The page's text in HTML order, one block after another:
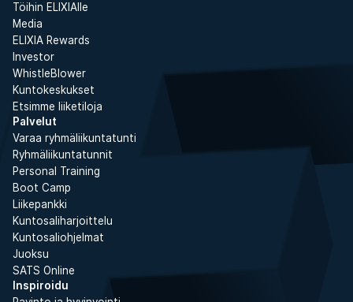
Töihin ELIXIAlle
Media
ELIXIA Rewards
Investor
WhistleBlower
Kuntokeskukset
Etsimme liiketiloja
Palvelut
Varaa ryhmäliikuntatunti
Ryhmäliikuntatunnit
Personal Training
Boot Camp
Liikepankki
Kuntosaliharjoittelu
Kuntosaliohjelmat
Juoksu
SATS Online
Inspiroidu